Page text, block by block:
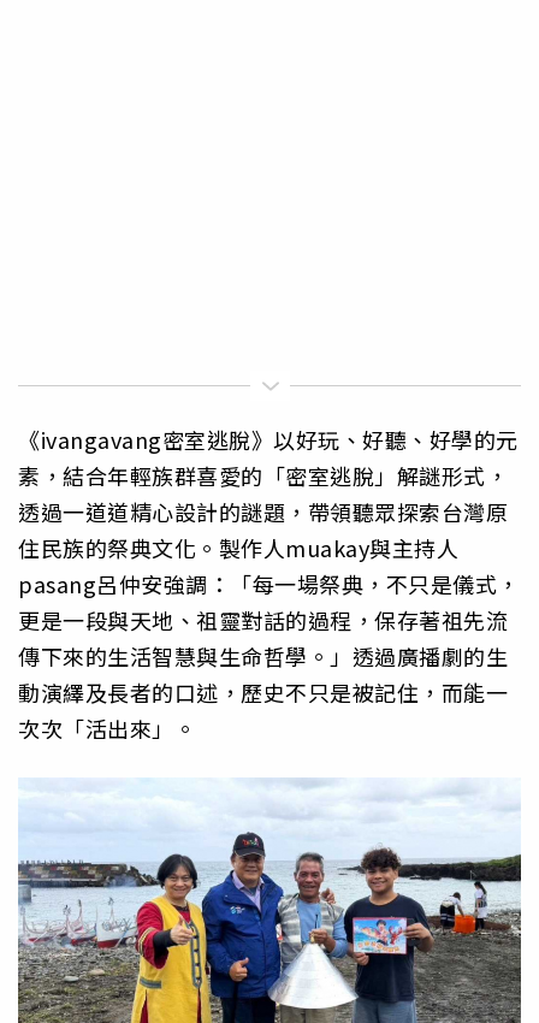
《ivangavang密室逃脫》以好玩、好聽、好學的元
素，結合年輕族群喜愛的「密室逃脫」解謎形式，
透過一道道精心設計的謎題，帶領聽眾探索台灣原
住民族的祭典文化。製作人muakay與主持人
pasang呂仲安強調：「每一場祭典，不只是儀式，
更是一段與天地、祖靈對話的過程，保存著祖先流
傳下來的生活智慧與生命哲學。」透過廣播劇的生
動演繹及長者的口述，歷史不只是被記住，而能一
次次「活出來」。